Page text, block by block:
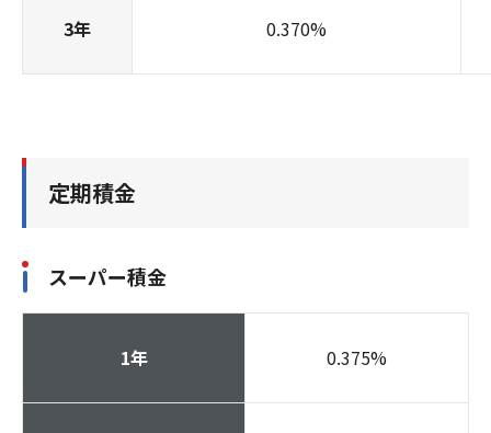
3年 0.370%
定期積金
スーパー積金
1年 0.375%